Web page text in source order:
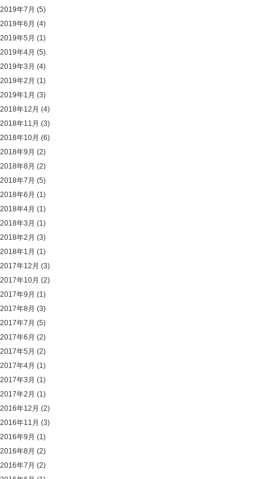
2019年7月 (5)
2019年6月 (4)
2019年5月 (1)
2019年4月 (5)
2019年3月 (4)
2019年2月 (1)
2019年1月 (3)
2018年12月 (4)
2018年11月 (3)
2018年10月 (6)
2018年9月 (2)
2018年8月 (2)
2018年7月 (5)
2018年6月 (1)
2018年4月 (1)
2018年3月 (1)
2018年2月 (3)
2018年1月 (1)
2017年12月 (3)
2017年10月 (2)
2017年9月 (1)
2017年8月 (3)
2017年7月 (5)
2017年6月 (2)
2017年5月 (2)
2017年4月 (1)
2017年3月 (1)
2017年2月 (1)
2016年12月 (2)
2016年11月 (3)
2016年9月 (1)
2016年8月 (2)
2016年7月 (2)